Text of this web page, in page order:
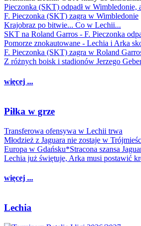
Pieczonka (SKT) odpadł w Wimbledonie,
F. Pieczonka (SKT) zagra w Wimbledonie
Krajobraz po bitwie... Co w Lechii...
SKT na Roland Garros - F. Pieczonka
Pomorze znokautowane - Lechia i Arka
F. Pieczonka (SKT) zagra w Roland
Z różnych boisk i stadionów Jerzego
więcej ...
Piłka w grze
Transferowa ofensywa w Lechii trwa
Młodzież z Jaguara nie zostaje w
Europa w Gdańsku*Stracona szansa
Lechia już świętuje, Arka musi postawić
więcej ...
Lechia